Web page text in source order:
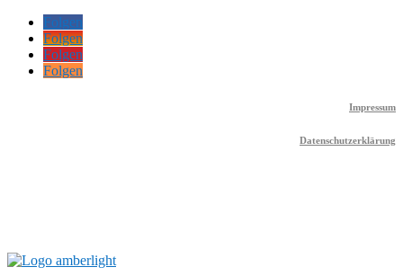
Folgen
Folgen
Folgen
Folgen
Impressum
Datenschutzerklärung